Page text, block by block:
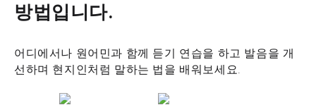
방법입니다.
어디에서나 원어민과 함께 듣기 연습을 하고 발음을 개
선하며 현지인처럼 말하는 법을 배워보세요.